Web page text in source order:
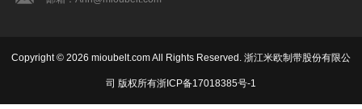
Copyright © 2026 mioubelt.com All Rights Reserved. 浙江米欧制带股份有限公
司 版权所有浙ICP备17018385号-1